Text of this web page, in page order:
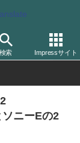
検索 Impressサイト
トレンダー
ニーEの2